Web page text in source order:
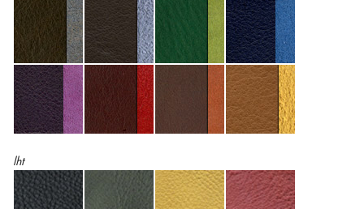
lht